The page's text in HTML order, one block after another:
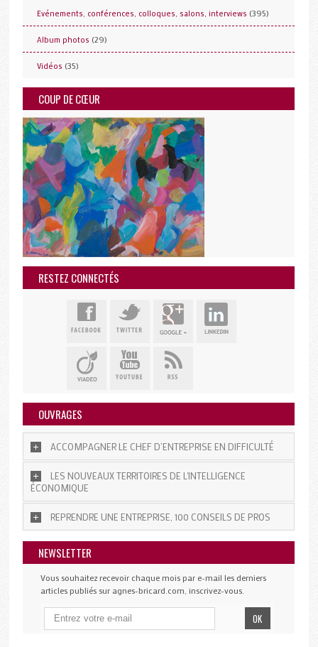
Evénements, conférences, colloques, salons, interviews (395)
Album photos (29)
Vidéos (35)
COUP DE CŒUR
RESTEZ CONNECTÉS
OUVRAGES
ACCOMPAGNER LE CHEF D’ENTREPRISE EN DIFFICULTÉ
LES NOUVEAUX TERRITOIRES DE L'INTELLIGENCE
ÉCONOMIQUE
REPRENDRE UNE ENTREPRISE, 100 CONSEILS DE PROS
NEWSLETTER
Vous souhaitez recevoir chaque mois par e-mail les derniers
articles publiés sur agnes-bricard.com, inscrivez-vous.